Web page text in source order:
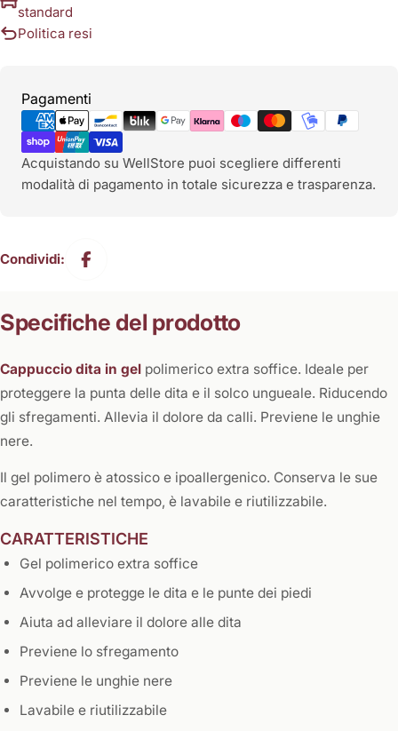
standard
Politica resi
Pagamenti
Metodi
di
pagamento
Acquistando su WellStore puoi scegliere differenti
modalità di pagamento in totale sicurezza e trasparenza.
Condividi:
Specifiche del prodotto
Cappuccio dita in gel polimerico extra soffice. Ideale per
proteggere la punta delle dita e il solco ungueale. Riducendo
gli sfregamenti. Allevia il dolore da calli. Previene le unghie
nere.
Il gel polimero è atossico e ipoallergenico. Conserva le sue
caratteristiche nel tempo, è lavabile e riutilizzabile.
CARATTERISTICHE
Gel polimerico extra soffice
Avvolge e protegge le dita e le punte dei piedi
Aiuta ad alleviare il dolore alle dita
Previene lo sfregamento
Previene le unghie nere
Lavabile e riutilizzabile